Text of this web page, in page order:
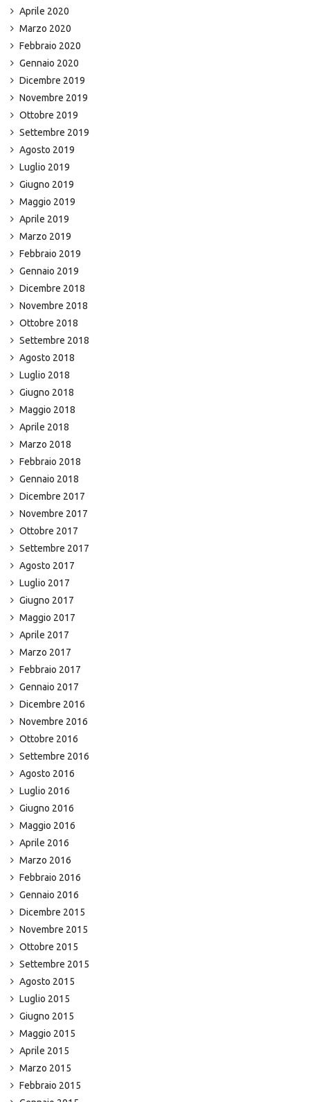
Aprile 2020
Marzo 2020
Febbraio 2020
Gennaio 2020
Dicembre 2019
Novembre 2019
Ottobre 2019
Settembre 2019
Agosto 2019
Luglio 2019
Giugno 2019
Maggio 2019
Aprile 2019
Marzo 2019
Febbraio 2019
Gennaio 2019
Dicembre 2018
Novembre 2018
Ottobre 2018
Settembre 2018
Agosto 2018
Luglio 2018
Giugno 2018
Maggio 2018
Aprile 2018
Marzo 2018
Febbraio 2018
Gennaio 2018
Dicembre 2017
Novembre 2017
Ottobre 2017
Settembre 2017
Agosto 2017
Luglio 2017
Giugno 2017
Maggio 2017
Aprile 2017
Marzo 2017
Febbraio 2017
Gennaio 2017
Dicembre 2016
Novembre 2016
Ottobre 2016
Settembre 2016
Agosto 2016
Luglio 2016
Giugno 2016
Maggio 2016
Aprile 2016
Marzo 2016
Febbraio 2016
Gennaio 2016
Dicembre 2015
Novembre 2015
Ottobre 2015
Settembre 2015
Agosto 2015
Luglio 2015
Giugno 2015
Maggio 2015
Aprile 2015
Marzo 2015
Febbraio 2015